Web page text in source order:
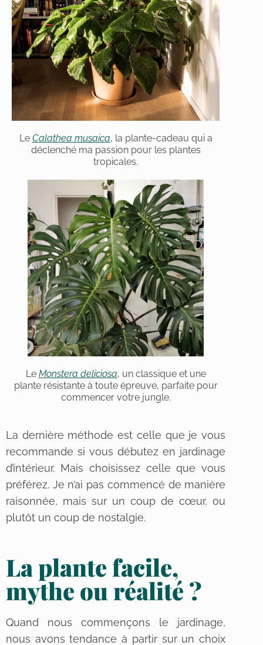
Le Calathea musaica, la plante-cadeau qui a
déclenché ma passion pour les plantes
tropicales.
Le Monstera deliciosa, un classique et une
plante résistante à toute épreuve, parfaite pour
commencer votre jungle.
La dernière méthode est celle que je vous
recommande si vous débutez en jardinage
d’intérieur. Mais choisissez celle que vous
préférez. Je n’ai pas commencé de manière
raisonnée, mais sur un coup de cœur, ou
plutôt un coup de nostalgie.
La plante facile,
mythe ou réalité ?
Quand nous commençons le jardinage,
nous avons tendance à partir sur un choix